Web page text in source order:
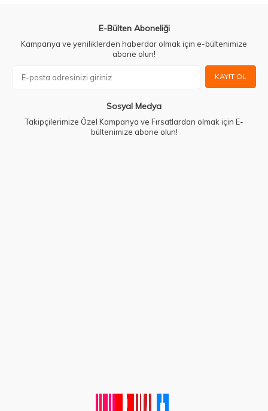
E-Bülten Aboneliği
Kampanya ve yeniliklerden haberdar olmak için e-bültenimize
abone olun!
KAYIT OL
Sosyal Medya
Takipçilerimize Özel Kampanya ve Fırsatlardan olmak için E-
bültenimize abone olun!